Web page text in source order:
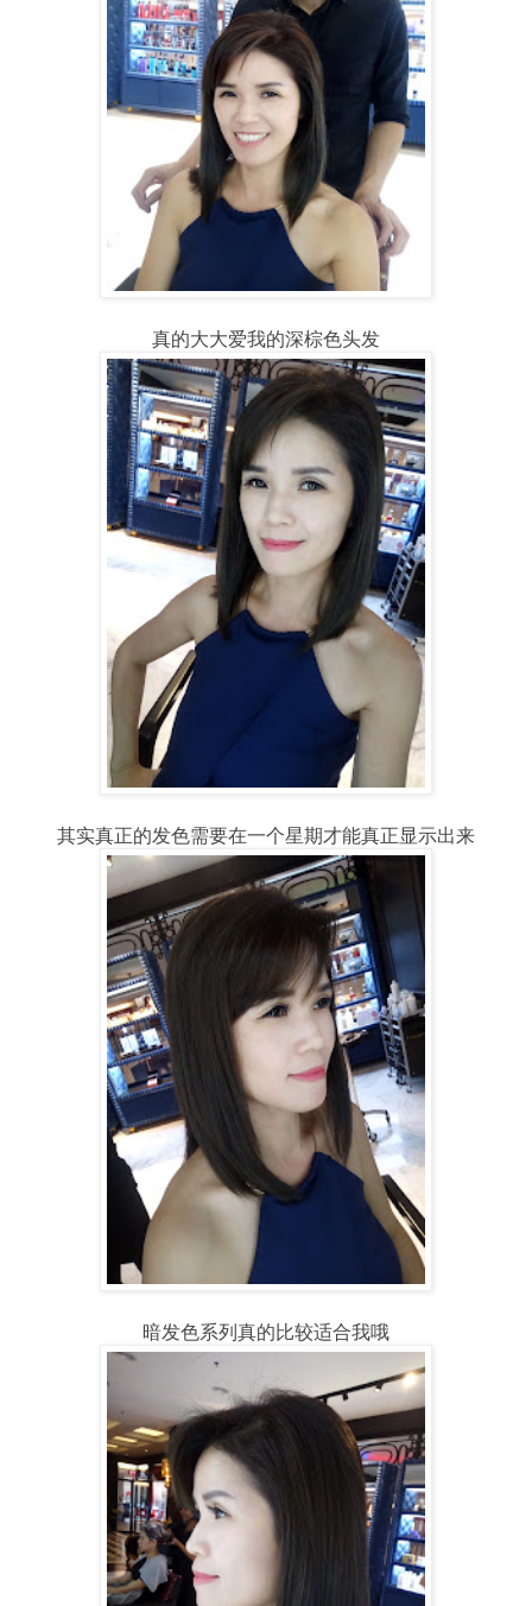
真的大大爱我的深棕色头发
其实真正的发色需要在一个星期才能真正显示出来
暗发色系列真的比较适合我哦